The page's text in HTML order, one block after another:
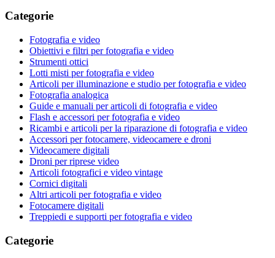
Categorie
Fotografia e video
Obiettivi e filtri per fotografia e video
Strumenti ottici
Lotti misti per fotografia e video
Articoli per illuminazione e studio per fotografia e video
Fotografia analogica
Guide e manuali per articoli di fotografia e video
Flash e accessori per fotografia e video
Ricambi e articoli per la riparazione di fotografia e video
Accessori per fotocamere, videocamere e droni
Videocamere digitali
Droni per riprese video
Articoli fotografici e video vintage
Cornici digitali
Altri articoli per fotografia e video
Fotocamere digitali
Treppiedi e supporti per fotografia e video
Categorie